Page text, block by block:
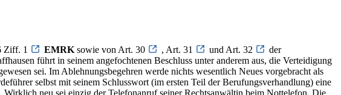
Ziff. 1 EMRK sowie von Art. 30 , Art. 31 und Art. 32
der
führt in seinem angefochtenen Beschluss unter anderem aus, die Verteidigung
sei. Im Ablehnungsbegehren werde nichts wesentlich Neues vorgebracht als
selbst mit seinem Schlusswort (im ersten Teil der Berufungsverhandlung) eine